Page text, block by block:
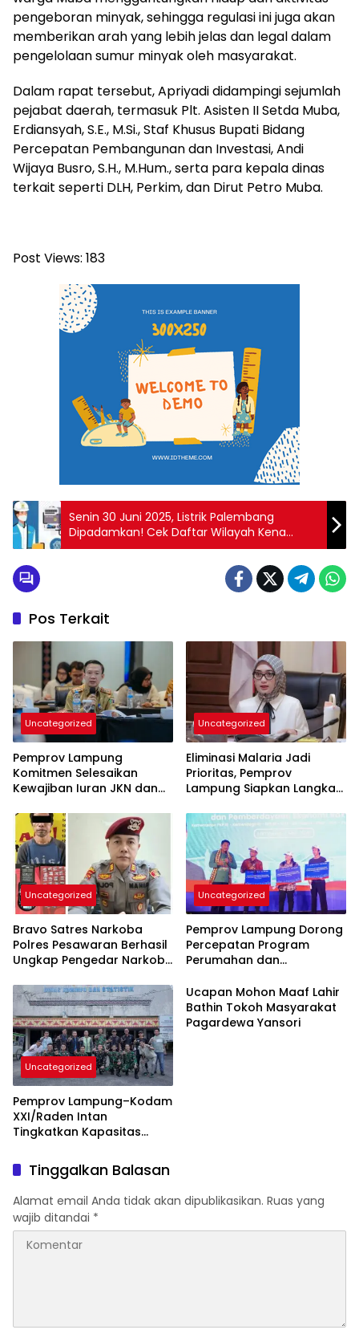
pengeboran minyak, sehingga regulasi ini juga akan
memberikan arah yang lebih jelas dan legal dalam
pengelolaan sumur minyak oleh masyarakat.
Dalam rapat tersebut, Apriyadi didampingi sejumlah
pejabat daerah, termasuk Plt. Asisten II Setda Muba,
Erdiansyah, S.E., M.Si., Staf Khusus Bupati Bidang
Percepatan Pembangunan dan Investasi, Andi
Wijaya Busro, S.H., M.Hum., serta para kepala dinas
terkait seperti DLH, Perkim, dan Dirut Petro Muba.
Post Views: 183
Senin 30 Juni 2025, Listrik Palembang
Dipadamkan! Cek Daftar Wilayah Kena
Dampaknya
Pos Terkait
Uncategorized
Pemprov Lampung
Komitmen Selesaikan
Kewajiban Iuran JKN dan
Kepesertaan BPJS
Kesehatan
Uncategorized
Eliminasi Malaria Jadi
Prioritas, Pemprov
Lampung Siapkan Langkah
Uncategorized
Bravo Satres Narkoba
Polres Pesawaran Berhasil
Ungkap Pengedar Narkoba
Uncategorized
Pemprov Lampung Dorong
Percepatan Program
Perumahan dan
Rakyat
Uncategorized
Pemprov Lampung–Kodam
XXI/Raden Intan
Tingkatkan Kapasitas
Komunikasi Publik
Ucapan Mohon Maaf Lahir
Bathin Tokoh Masyarakat
Pagardewa Yansori
Tinggalkan Balasan
Alamat email Anda tidak akan dipublikasikan. Ruas yang
wajib ditandai *